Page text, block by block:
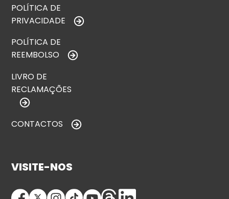
POLÍTICA DE
PRIVACIDADE
POLÍTICA DE
REEMBOLSO
LIVRO DE
RECLAMAÇÕES
CONTACTOS
VISITE-NOS